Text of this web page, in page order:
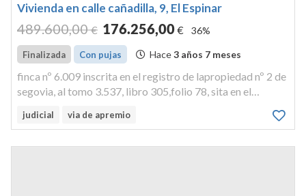
Vivienda en calle cañadilla, 9, El Espinar
489.600,00 € 176.256,00€ 36%
Finalizada Con pujas Hace3 años 7 meses
finca nº 6.009 inscrita en el registro de lapropiedad nº 2 de
segovia, al tomo 3.537, libro 305,folio 78, sita en el
término municipal de elespinar, en su barrio de san rafael,
judicial via de apremio